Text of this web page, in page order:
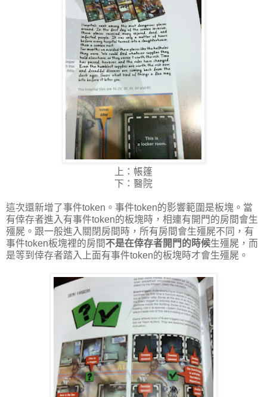
上：帳篷
下：醫院
這次還新增了事件token。事件token的影響範圍是板塊。當
有倖存者進入有事件token的板塊時，相連有開門的房間會生
殭屍。跟一般進入關閉房間時，所有房間會生殭屍不同，有
事件token板塊裡的房間不是在倖存者開門的時候生殭屍，而
是等到倖存者踏入上面有事件token的板塊時才會生殭屍。